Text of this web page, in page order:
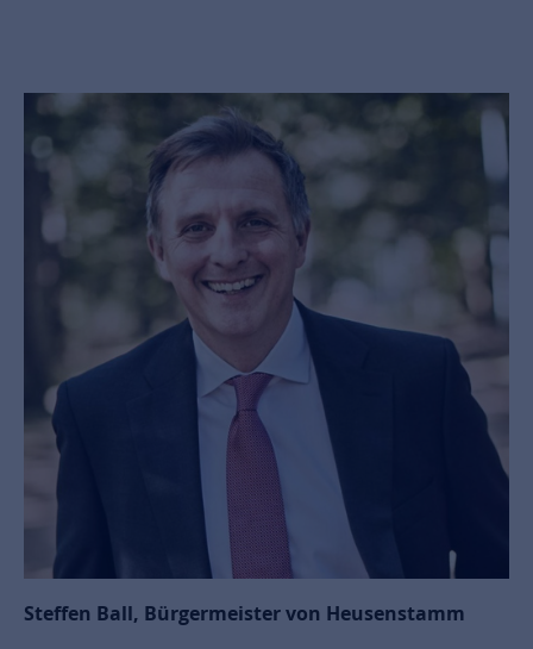
Steffen Ball, Bürgermeister von Heusenstamm